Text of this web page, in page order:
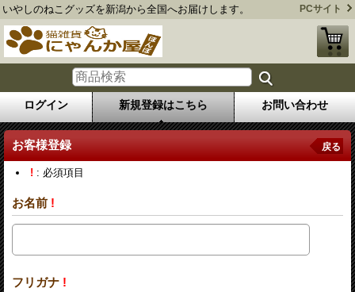
いやしのねこグッズを新潟から全国へお届けします。 PCサイト
ログイン 新規登録はこちら お問い合わせ
お客様登録 戻る
! : 必須項目
お名前 !
フリガナ !